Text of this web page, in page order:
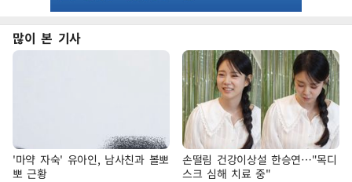
많이 본 기사
'마약 자숙' 유아인, 남사친과 볼뽀
뽀 근황
손떨림 건강이상설 한승연…"목디
스크 심해 치료 중"